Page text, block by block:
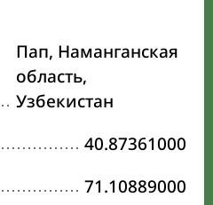
Пап, Наманганская
область,
Узбекистан
40.87361000
71.10889000